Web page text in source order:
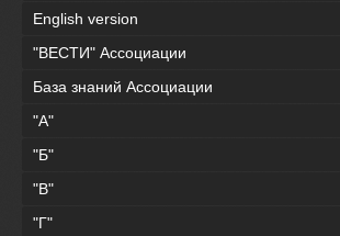
English version
"ВЕСТИ" Ассоциации
База знаний Ассоциации
"А"
"Б"
"В"
"Г"